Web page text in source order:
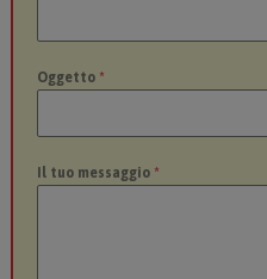
Oggetto *
Il tuo messaggio *